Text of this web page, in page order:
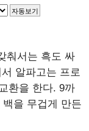
춰서는 흑도 싸
알파고는 프로
환을 한다. 9까
을 무겁게 만든